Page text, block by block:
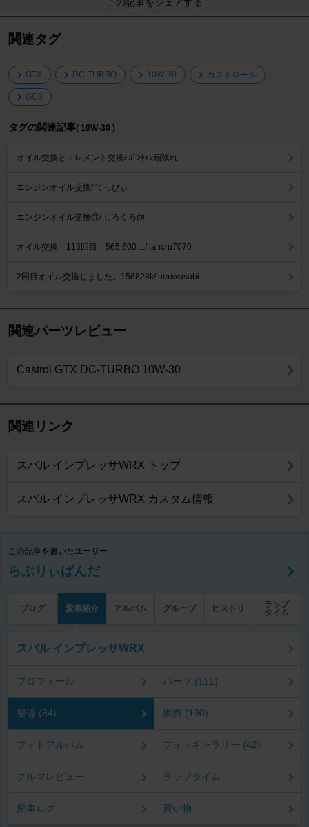
この記事をシェアする
関連タグ
GTX DC-TURBO 10W-30 カストロール
GC8
タグの関連記事( 10W-30 )
オイル交換とエレメント交換/ ｶﾞﾝﾁｬﾝ頑張れ
エンジンオイル交換/ てっぴぃ
エンジンオイル交換⑪/ しろくろ@
オイル交換 113回目 565,600 .../ lancru7070
2回目オイル交換しました。156828k/ neriwasabi
関連パーツレビュー
Castrol GTX DC-TURBO 10W-30
関連リンク
スバル インプレッサWRX トップ
スバル インプレッサWRX カスタム情報
この記事を書いたユーザー
らぶりぃぱんだ
ブログ 愛車紹介 アルバム グループ ヒストリ
ラップ
タイム
スバル インプレッサWRX
プロフィール パーツ (111)
整備 (84) 燃費 (190)
フォトアルバム フォトギャラリー (42)
クルマレビュー ラップタイム
愛車ログ 買い物